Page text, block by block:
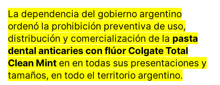
La dependencia del gobierno argentino
ordenó la prohibición preventiva de uso,
distribución y comercialización de la pasta
dental anticaries con flúor Colgate Total
Clean Mint en en todas sus presentaciones y
tamaños, en todo el territorio argentino.